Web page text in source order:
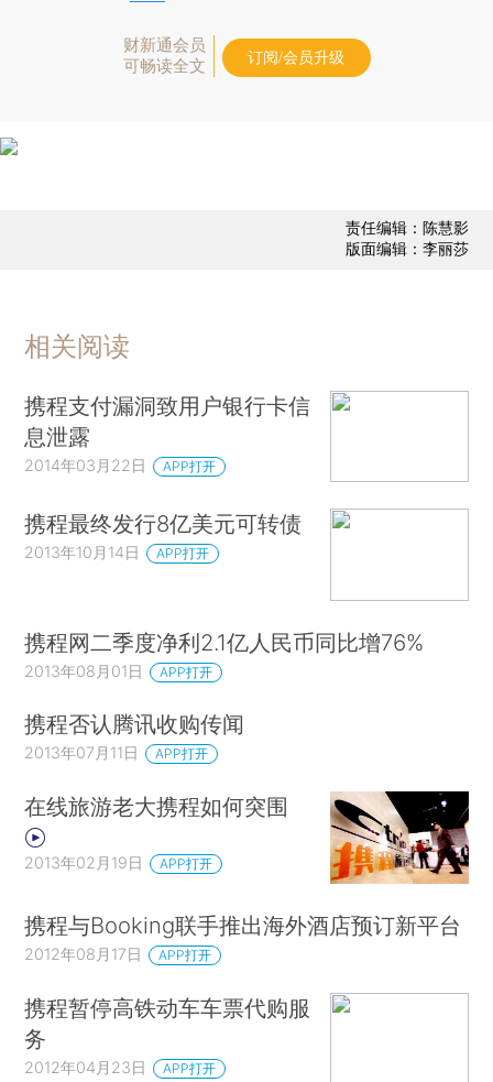
财新通会员
可畅读全文
订阅/会员升级
责任编辑：陈慧影
版面编辑：李丽莎
相关阅读
携程支付漏洞致用户银行卡信
息泄露
2014年03月22日 APP打开
携程最终发行8亿美元可转债
2013年10月14日 APP打开
携程网二季度净利2.1亿人民币同比增76%
2013年08月01日 APP打开
携程否认腾讯收购传闻
2013年07月11日 APP打开
在线旅游老大携程如何突围
2013年02月19日 APP打开
携程与Booking联手推出海外酒店预订新平台
2012年08月17日 APP打开
携程暂停高铁动车车票代购服
务
2012年04月23日 APP打开